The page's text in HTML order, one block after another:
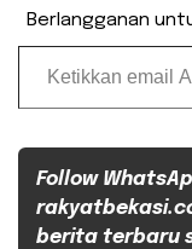
Berlangganan
Ketikkan email Anda...
Follow
berita terbaru